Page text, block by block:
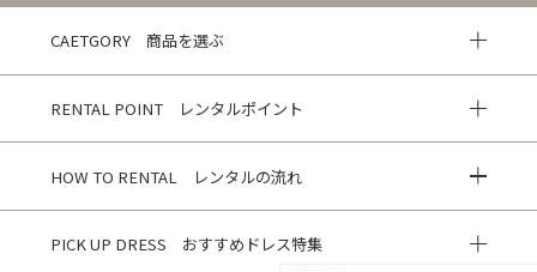
CAETGORY 商品を選ぶ
RENTAL POINT レンタルポイント
HOW TO RENTAL レンタルの流れ
PICK UP DRESS おすすめドレス特集